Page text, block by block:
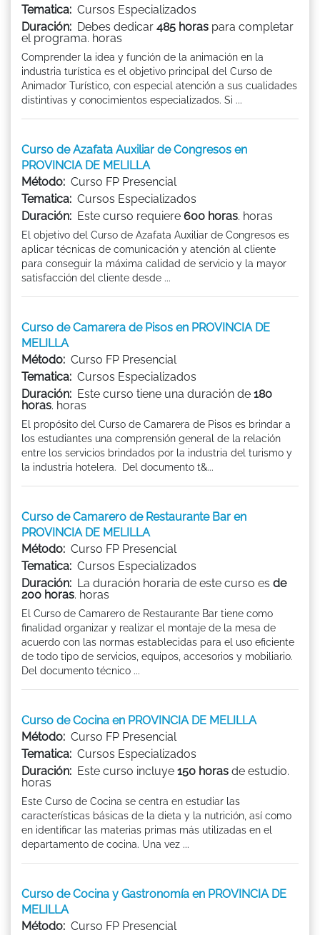
Tematica: Cursos Especializados
Duración: Debes dedicar 485 horas para completar
el programa. horas
Comprender la idea y función de la animación en la
industria turística es el objetivo principal del Curso de
Animador Turístico, con especial atención a sus cualidades
distintivas y conocimientos especializados. Si ...
Curso de Azafata Auxiliar de Congresos en
PROVINCIA DE MELILLA
Método: Curso FP Presencial
Tematica: Cursos Especializados
Duración: Este curso requiere 600 horas. horas
El objetivo del Curso de Azafata Auxiliar de Congresos es
aplicar técnicas de comunicación y atención al cliente
para conseguir la máxima calidad de servicio y la mayor
satisfacción del cliente desde ...
Curso de Camarera de Pisos en PROVINCIA DE
MELILLA
Método: Curso FP Presencial
Tematica: Cursos Especializados
Duración: Este curso tiene una duración de 180
horas. horas
El propósito del Curso de Camarera de Pisos es brindar a
los estudiantes una comprensión general de la relación
entre los servicios brindados por la industria del turismo y
la industria hotelera. Del documento t&...
Curso de Camarero de Restaurante Bar en
PROVINCIA DE MELILLA
Método: Curso FP Presencial
Tematica: Cursos Especializados
Duración: La duración horaria de este curso es de
200 horas. horas
El Curso de Camarero de Restaurante Bar tiene como
finalidad organizar y realizar el montaje de la mesa de
acuerdo con las normas establecidas para el uso eficiente
de todo tipo de servicios, equipos, accesorios y mobiliario.
Del documento técnico ...
Curso de Cocina en PROVINCIA DE MELILLA
Método: Curso FP Presencial
Tematica: Cursos Especializados
Duración: Este curso incluye 150 horas de estudio.
horas
Este Curso de Cocina se centra en estudiar las
características básicas de la dieta y la nutrición, así como
en identificar las materias primas más utilizadas en el
departamento de cocina. Una vez ...
Curso de Cocina y Gastronomía en PROVINCIA DE
MELILLA
Método: Curso FP Presencial